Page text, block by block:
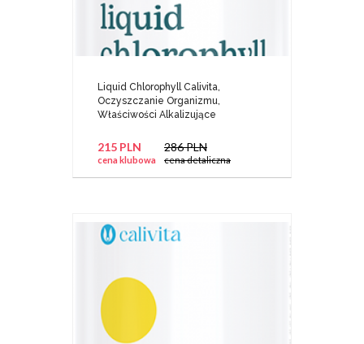
Liquid Chlorophyll Calivita,
Oczyszczanie Organizmu,
Właściwości Alkalizujące
215 PLN
cena klubowa
286 PLN
cena detaliczna